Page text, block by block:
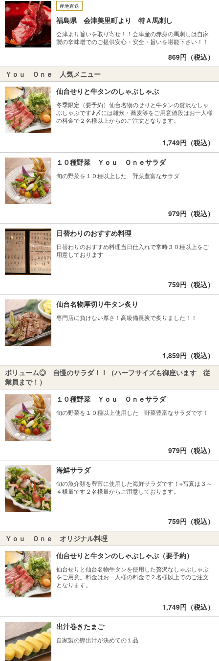
産地直送
福島県 会津美里町より 特Ａ馬刺し
会津より旨いを取り寄せ！！会津産の赤身の馬刺しは自家
製の辛味噌でのご提供安心・安全・旨いを堪能下さい！！
869円（税込）
Ｙｏｕ Ｏｎｅ 人気メニュー
仙台せりと牛タンのしゃぶしゃぶ
冬季限定（要予約）仙台名物のせりと牛タンの贅沢なしゃ
ぶしゃぶです♪〆には雑炊・蕎麦等をご用意値段はお一人様
の料金で２名様以上からのご注文となります。
1,749円（税込）
１０種野菜 Ｙｏｕ Ｏｎｅサラダ
旬の野菜を１０種以上した 野菜豊富なサラダ
979円（税込）
日替わりのおすすめ料理
日替わりのおすすめ料理当日仕入れで常時３０種以上をご
用意しております
759円（税込）
仙台名物厚切り牛タン炙り
専門店に負けない厚さ！高級備長炭で炙りました！！
1,859円（税込）
ボリューム◎ 自慢のサラダ！！（ハーフサイズも御座います 従
業員まで！）
１０種野菜 Ｙｏｕ Ｏｎｅサラダ
旬の野菜を１０種以上使用した 野菜豊富なサラダです！
979円（税込）
海鮮サラダ
旬の魚介類を豊富に使用した海鮮サラダです！※写真は３～
４様量です２名様量からご用意しております。
759円（税込）
Ｙｏｕ Ｏｎｅ オリジナル料理
仙台せりと牛タンのしゃぶしゃぶ（要予約）
仙台せりと仙台名物牛タンを使用した贅沢なしゃぶしゃぶ
をご用意。料金はお一人様の料金で２名様以上でのご注文
となります。
1,749円（税込）
出汁巻きたまご
自家製の鰹出汁が決めての１品